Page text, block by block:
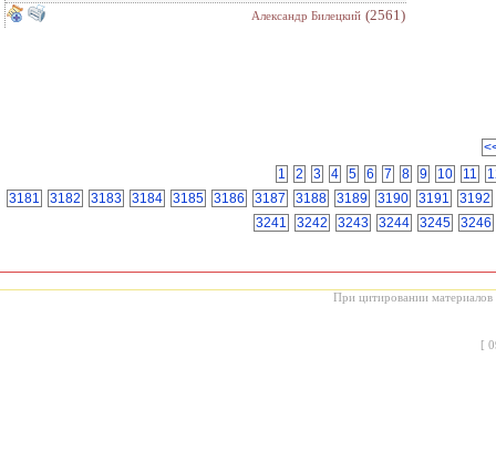
Александр Билецкий (2561)
1
2 3 4 5 6 7 8 9 10 11
3181
3182 3183 3184 3185 3186 3187 3188 3189 3190 3191
3192
3241
3242 3243 3244 3245 3246
При цитировании материалов
[